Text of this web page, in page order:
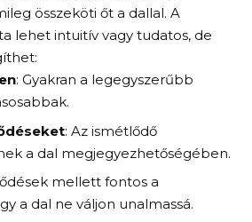
összeköti őt a dallal. A
lehet intuitív vagy tudatos, de
: Gyakran a legegyszerűbb
: Az ismétlődő
a dal megjegyezhetőségében.
mellett fontos a
a dal ne váljon unalmassá.